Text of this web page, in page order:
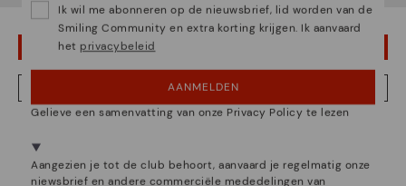
OEPS! FOUTJE, IK WIL GRAAG IN VERENIGDE STATEN BLIJVEN
NEE, IK WIL DE BELGIË WEBSITE ZIEN
Ik wil me abonneren op de nieuwsbrief, lid worden van de
Smiling Community en extra korting krijgen. Ik aanvaard
het privacybeleid
AANMELDEN
Gelieve een samenvatting van onze Privacy Policy te lezen
Aangezien je tot de club behoort, aanvaard je regelmatig onze
niewsbrief en andere commerciële mededelingen van